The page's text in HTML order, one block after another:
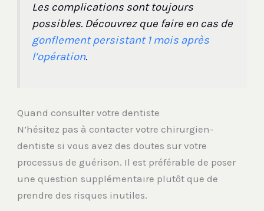
Les complications sont toujours
possibles. Découvrez que faire en cas de
gonflement persistant 1 mois après
l’opération.
Quand consulter votre dentiste
N’hésitez pas à contacter votre chirurgien-
dentiste si vous avez des doutes sur votre
processus de guérison. Il est préférable de poser
une question supplémentaire plutôt que de
prendre des risques inutiles.